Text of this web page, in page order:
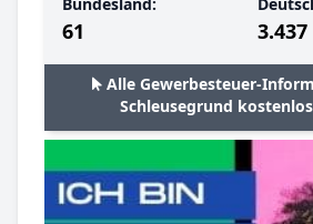
Bundesland:
61 3.437
Alle Gewerbesteuer-
Schleusegrund